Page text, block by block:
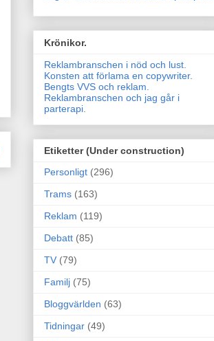
Krönikor.
Reklambranschen i nöd och lust.
Konsten att förlama en copywriter.
Bengts VVS och reklam.
Reklambranschen och jag går i
parterapi.
Etiketter (Under construction)
Personligt (296)
Trams (163)
Reklam (119)
Debatt (85)
TV (79)
Familj (75)
Bloggvärlden (63)
Tidningar (49)